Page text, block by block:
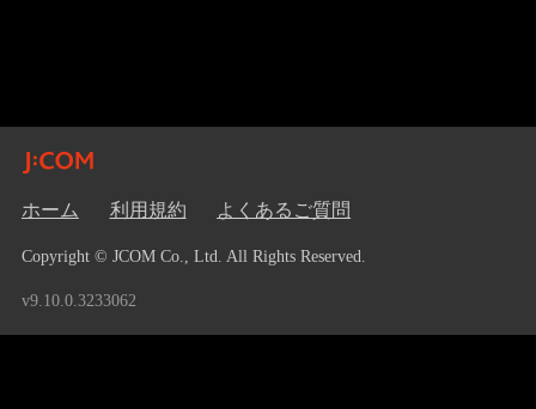
ホーム 利用規約 よくあるご質問
Copyright © JCOM Co., Ltd. All Rights Reserved.
v9.10.0.3233062